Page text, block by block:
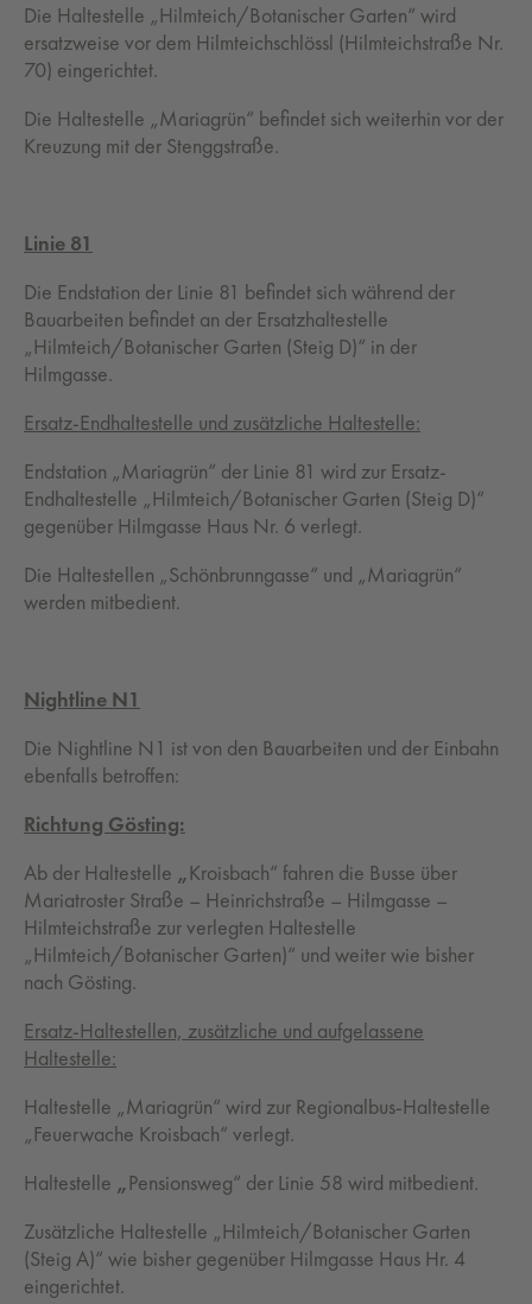
Die Haltestelle „Hilmteich/Botanischer Garten“ wird
ersatzweise vor dem Hilmteichschlössl (Hilmteichstraße Nr.
70) eingerichtet.
Die Haltestelle „Mariagrün“ befindet sich weiterhin vor der
Kreuzung mit der Stenggstraße.
Linie 81
Die Endstation der Linie 81 befindet sich während der
Bauarbeiten befindet an der Ersatzhaltestelle
„Hilmteich/Botanischer Garten (Steig D)“ in der
Hilmgasse.
Ersatz-Endhaltestelle und zusätzliche Haltestelle:
Endstation „Mariagrün“ der Linie 81 wird zur Ersatz-
Endhaltestelle „Hilmteich/Botanischer Garten (Steig D)“
gegenüber Hilmgasse Haus Nr. 6 verlegt.
Die Haltestellen „Schönbrunngasse“ und „Mariagrün“
werden mitbedient.
Nightline N1
Die Nightline N1 ist von den Bauarbeiten und der Einbahn
ebenfalls betroffen:
Richtung Gösting:
Ab der Haltestelle „Kroisbach“ fahren die Busse über
Mariatroster Straße – Heinrichstraße – Hilmgasse –
Hilmteichstraße zur verlegten Haltestelle
„Hilmteich/Botanischer Garten)“ und weiter wie bisher
nach Gösting.
Ersatz-Haltestellen, zusätzliche und aufgelassene
Haltestelle:
Haltestelle „Mariagrün“ wird zur Regionalbus-Haltestelle
„Feuerwache Kroisbach“ verlegt.
Haltestelle „Pensionsweg“ der Linie 58 wird mitbedient.
Zusätzliche Haltestelle „Hilmteich/Botanischer Garten
(Steig A)“ wie bisher gegenüber Hilmgasse Haus Hr. 4
eingerichtet.